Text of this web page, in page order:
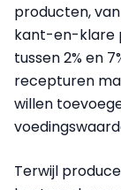
producten,
kant-en-klare
tussen 2% en
recepturen
willen
Terwijl